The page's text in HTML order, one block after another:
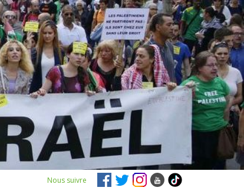
Nous suivre